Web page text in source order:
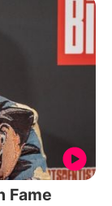
Fame